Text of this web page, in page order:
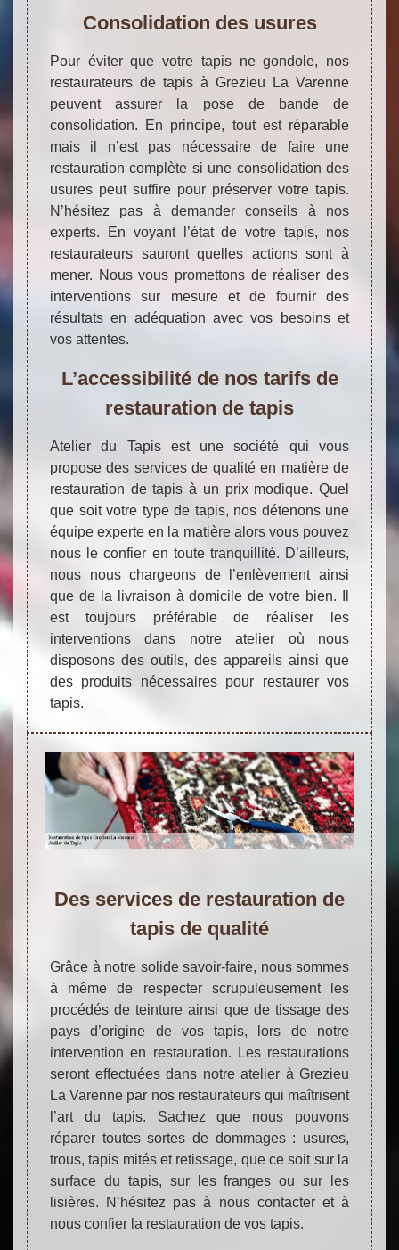
Consolidation des usures
Pour éviter que votre tapis ne gondole, nos
restaurateurs de tapis à Grezieu La Varenne
peuvent assurer la pose de bande de
consolidation. En principe, tout est réparable
mais il n’est pas nécessaire de faire une
restauration complète si une consolidation des
usures peut suffire pour préserver votre tapis.
N’hésitez pas à demander conseils à nos
experts. En voyant l’état de votre tapis, nos
restaurateurs sauront quelles actions sont à
mener. Nous vous promettons de réaliser des
interventions sur mesure et de fournir des
résultats en adéquation avec vos besoins et
vos attentes.
L’accessibilité de nos tarifs de
restauration de tapis
Atelier du Tapis est une société qui vous
propose des services de qualité en matière de
restauration de tapis à un prix modique. Quel
que soit votre type de tapis, nos détenons une
équipe experte en la matière alors vous pouvez
nous le confier en toute tranquillité. D’ailleurs,
nous nous chargeons de l’enlèvement ainsi
que de la livraison à domicile de votre bien. Il
est toujours préférable de réaliser les
interventions dans notre atelier où nous
disposons des outils, des appareils ainsi que
des produits nécessaires pour restaurer vos
tapis.
Des services de restauration de
tapis de qualité
Grâce à notre solide savoir-faire, nous sommes
à même de respecter scrupuleusement les
procédés de teinture ainsi que de tissage des
pays d’origine de vos tapis, lors de notre
intervention en restauration. Les restaurations
seront effectuées dans notre atelier à Grezieu
La Varenne par nos restaurateurs qui maîtrisent
l’art du tapis. Sachez que nous pouvons
réparer toutes sortes de dommages : usures,
trous, tapis mités et retissage, que ce soit sur la
surface du tapis, sur les franges ou sur les
lisières. N’hésitez pas à nous contacter et à
nous confier la restauration de vos tapis.